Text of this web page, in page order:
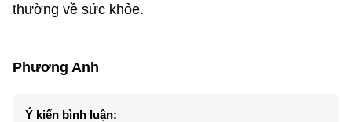
thường về sức khỏe.
Phương Anh
Ý kiến bình luận: